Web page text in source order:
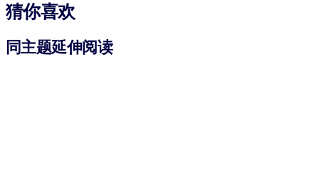
猜你喜欢
同主题延伸阅读